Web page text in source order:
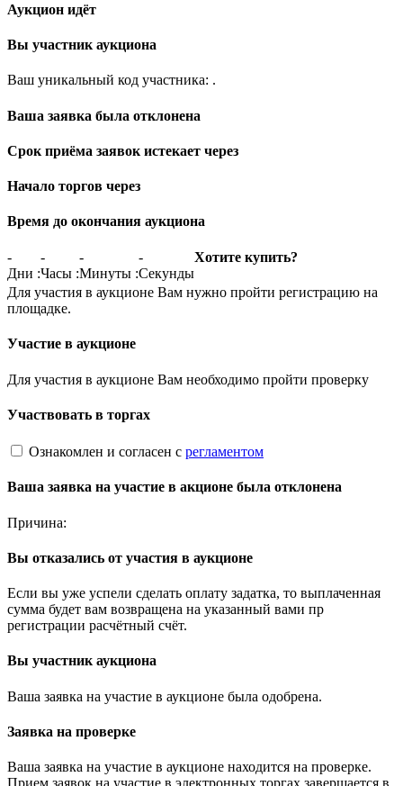
Аукцион идёт
Вы участник аукциона
Ваш уникальный код участника: .
Ваша заявка была отклонена
Срок приёма заявок истекает через
Начало торгов через
Время до окончания аукциона
-
Дни :
-
Часы :
-
Минуты :
-
Секунды
Хотите купить?
Для участия в аукционе Вам нужно пройти регистрацию на
площадке.
Участие в аукционе
Для участия в аукционе Вам необходимо пройти проверку
Участвовать в торгах
Ознакомлен и согласен с регламентом
Ваша заявка на участие в акционе была отклонена
Причина:
Вы отказались от участия в аукционе
Если вы уже успели сделать оплату задатка, то выплаченная
сумма будет вам возвращена на указанный вами пр
регистрации расчётный счёт.
Вы участник аукциона
Ваша заявка на участие в аукционе была одобрена.
Заявка на проверке
Ваша заявка на участие в аукционе находится на проверке.